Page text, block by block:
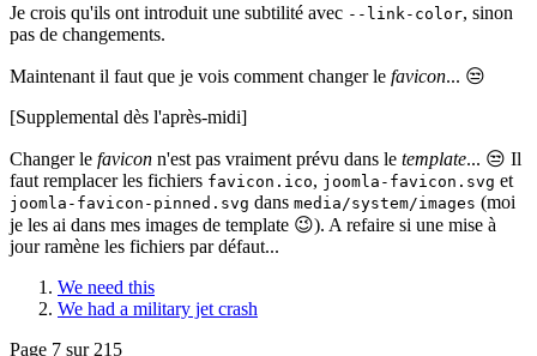
Je crois qu'ils ont introduit une subtilité avec --link-color, sinon
pas de changements.
Maintenant il faut que je vois comment changer le favicon... 😒
[Supplemental dès l'après-midi]
Changer le favicon n'est pas vraiment prévu dans le template... 😒 Il
faut remplacer les fichiers favicon.ico, joomla-favicon.svg et
joomla-favicon-pinned.svg dans media/system/images (moi
je les ai dans mes images de template 😉). A refaire si une mise à
jour ramène les fichiers par défaut...
We need this
We had a military jet crash
Page 7 sur 215